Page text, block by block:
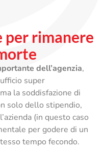
per rimanere
dell’agenzia,
super
la soddisfazione di
solo dello stipendio,
(in questo caso
per godere di un
tempo fecondo.